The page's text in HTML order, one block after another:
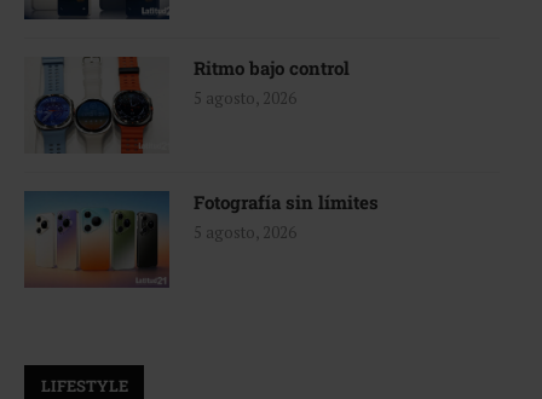
Ritmo bajo control
5 agosto, 2026
Fotografía sin límites
5 agosto, 2026
LIFESTYLE